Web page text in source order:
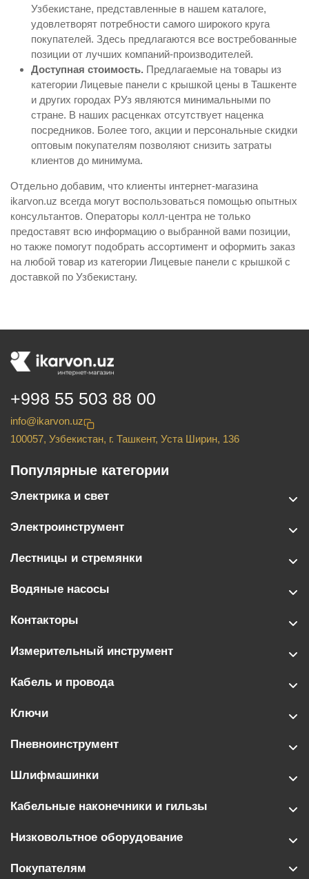
Узбекистане, представленные в нашем каталоге,
удовлетворят потребности самого широкого круга
покупателей. Здесь предлагаются все востребованные
позиции от лучших компаний-производителей.
Доступная стоимость. Предлагаемые на товары из
категории Лицевые панели с крышкой цены в Ташкенте
и других городах РУз являются минимальными по
стране. В наших расценках отсутствует наценка
посредников. Более того, акции и персональные скидки
оптовым покупателям позволяют снизить затраты
клиентов до минимума.
Отдельно добавим, что клиенты интернет-магазина
ikarvon.uz всегда могут воспользоваться помощью опытных
консультантов. Операторы колл-центра не только
предоставят всю информацию о выбранной вами позиции,
но также помогут подобрать ассортимент и оформить заказ
на любой товар из категории Лицевые панели с крышкой с
доставкой по Узбекистану.
+998 55 503 88 00
info@ikarvon.uz
100057, Узбекистан, г. Ташкент, Уста Ширин, 136
Популярные категории
Электрика и свет
Электроинструмент
Лестницы и стремянки
Водяные насосы
Контакторы
Измерительный инструмент
Кабель и провода
Ключи
Пневноинструмент
Шлифмашинки
Кабельные наконечники и гильзы
Низковольтное оборудование
Покупателям